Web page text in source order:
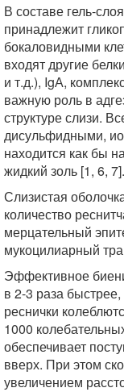
В составе гель-
принадлежит
бокаловидными
входят другие
и т.д.), IgА,
важную роль в
структуре слизи.
дисульфидными,
находится как бы
жидкий золь [1, 6, 7].
Слизистая
количество
мерцательный
мукоцилиарный
Эффективное
в 2-3 раза
реснички
1000
обеспечивает
вверх. При этом
увеличением